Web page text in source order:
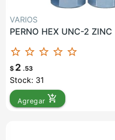
VARIOS
star_border star_border star_border star_border star_border
$ 2 .53
Stock: 31
Agregar add_shopping_cart